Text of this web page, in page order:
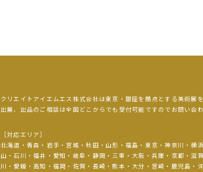
クリエイトアイエムエス株式会社は東京・銀座を拠点とする美術展
出展、出品のご相談は全国どこからでも受付可能ですのでお問い合わ
［対応エリア］
北海道・青森・岩手・宮城・秋田・山形・福島・東京・神奈川・
山・石川・福井・愛知・岐阜・静岡・三重・大阪・兵庫・京都・滋
川・愛媛・高知・福岡・佐賀・長崎・熊本・大分・宮崎・鹿児島・